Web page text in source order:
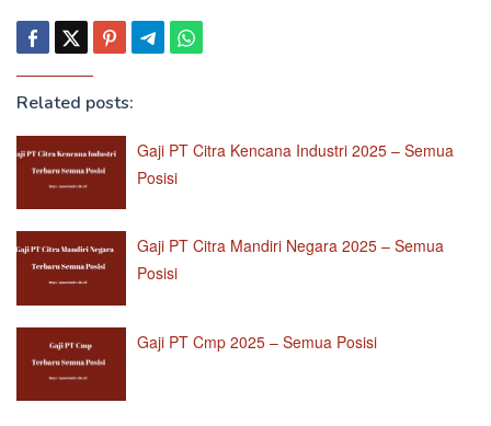
Related posts:
Gaji PT Citra Kencana Industri 2025 – Semua
Posisi
Gaji PT Citra Mandiri Negara 2025 – Semua
Posisi
Gaji PT Cmp 2025 – Semua Posisi